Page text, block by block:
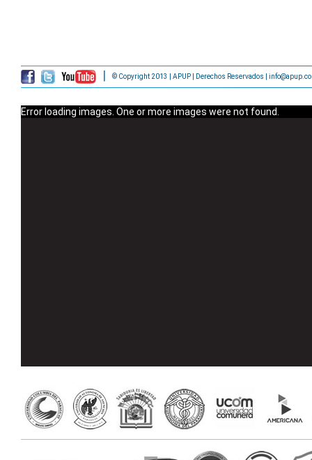
© Copyright 2013 | APUP | Derechos Reservados |
Error loading images. One or more images were not found.